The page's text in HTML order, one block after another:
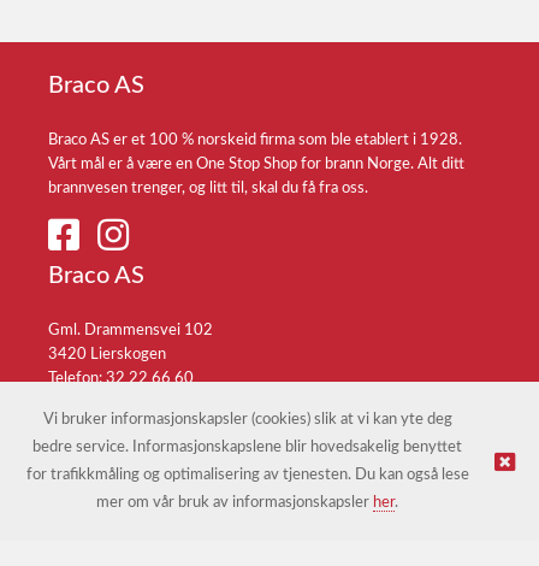
Braco AS
Braco AS er et 100 % norskeid firma som ble etablert i 1928.
Vårt mål er å være en One Stop Shop for brann Norge. Alt ditt
brannvesen trenger, og litt til, skal du få fra oss.
Braco AS
Gml. Drammensvei 102
3420 Lierskogen
Telefon: 32 22 66 60
© Braco AS |Design&implementasjon av Kréatif
Vi bruker informasjonskapsler (cookies) slik at vi kan yte deg
bedre service. Informasjonskapslene blir hovedsakelig benyttet
for trafikkmåling og optimalisering av tjenesten. Du kan også lese
mer om vår bruk av informasjonskapsler her.